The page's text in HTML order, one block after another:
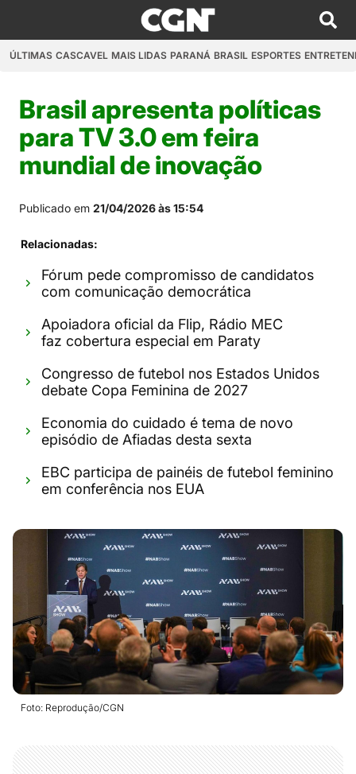
ÚLTIMAS CASCAVEL MAIS LIDAS PARANÁ BRASIL ESPORTES
Brasil apresenta políticas
para TV 3.0 em feira
mundial de inovação
Publicado em 21/04/2026 às 15:54
Relacionadas:
Fórum pede compromisso de candidatos
com comunicação democrática
Apoiadora oficial da Flip, Rádio MEC
faz cobertura especial em Paraty
Congresso de futebol nos Estados Unidos
debate Copa Feminina de 2027
Economia do cuidado é tema de novo
episódio de Afiadas desta sexta
EBC participa de painéis de futebol feminino
em conferência nos EUA
Foto: Reprodução/CGN